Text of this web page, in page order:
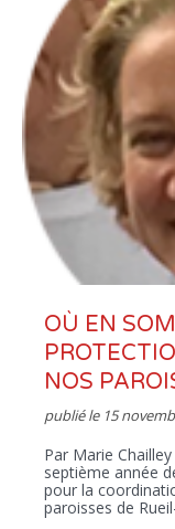
OÙ EN
NOS
publié le 15
Par Marie
septième année
pour la
paroisses de